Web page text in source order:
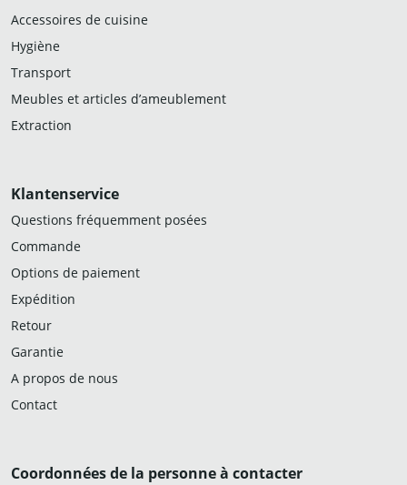
Accessoires de cuisine
Hygiène
Transport
Meubles et articles d’ameublement
Extraction
Klantenservice
Questions fréquemment posées
Commande
Options de paiement
Expédition
Retour
Garantie
A propos de nous
Contact
Coordonnées de la personne à contacter